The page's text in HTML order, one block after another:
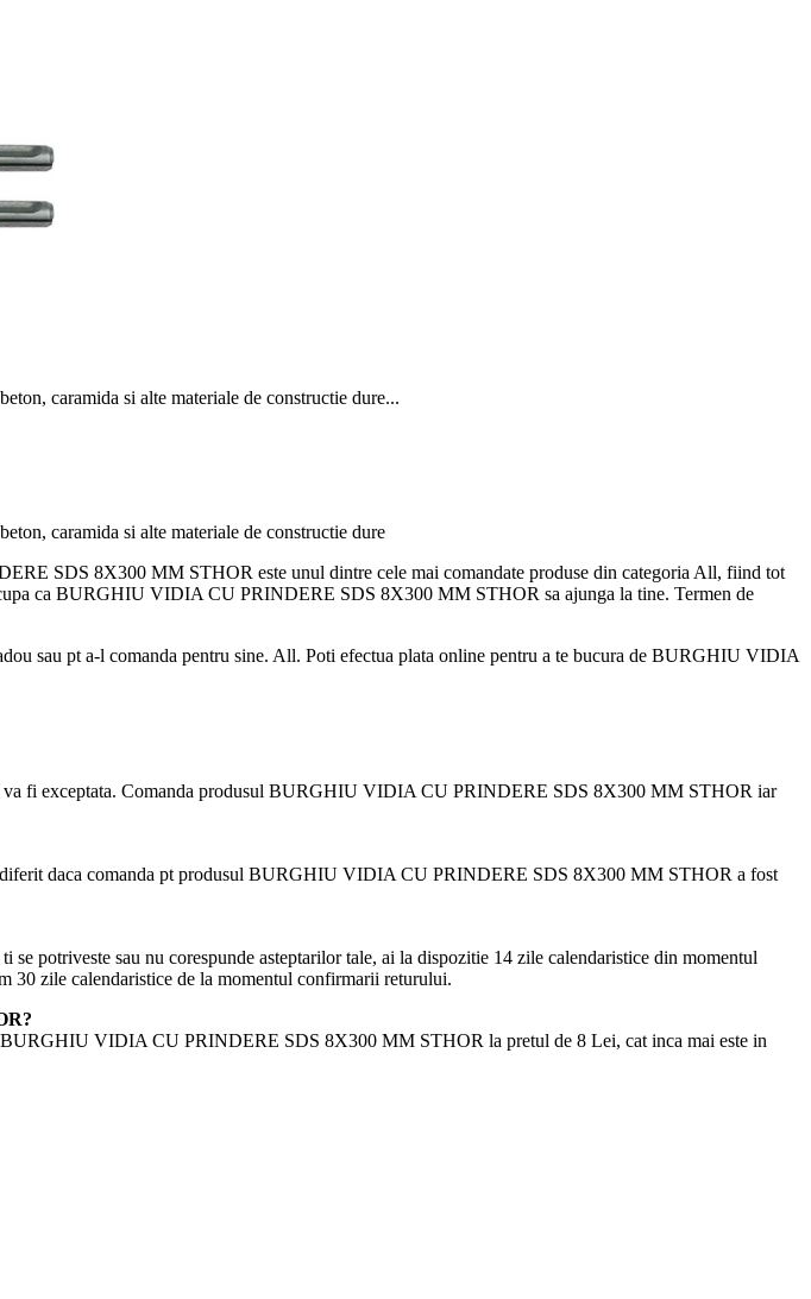
caramida si alte materiale de constructie dure...
caramida si alte materiale de constructie dure
SDS 8X300 MM STHOR este unul dintre cele mai comandate produse din categoria All, fiind tot
ca BURGHIU VIDIA CU PRINDERE SDS 8X300 MM STHOR sa ajunga la tine. Termen de
sau pt a-l comanda pentru sine. All. Poti efectua plata online pentru a te bucura de BURGHIU VIDIA
va fi exceptata. Comanda produsul BURGHIU VIDIA CU PRINDERE SDS 8X300 MM STHOR iar
diferit daca comanda pt produsul BURGHIU VIDIA CU PRINDERE SDS 8X300 MM STHOR a fost
sau nu corespunde asteptarilor tale, ai la dispozitie 14 zile calendaristice din momentul
zile calendaristice de la momentul confirmarii returului.
VIDIA CU PRINDERE SDS 8X300 MM STHOR la pretul de 8 Lei, cat inca mai este in